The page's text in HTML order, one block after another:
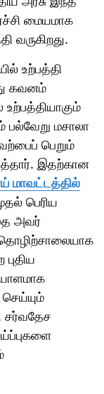
மையமாக
வருகிறது.
உற்பத்தி
கவனம்
உற்பத்தியாகும்
பல்வேறு மசாலா
பெறும்
இதற்கான
மாவட்டத்தில்
பெரிய
அவர்
தொழிற்சாலையாக
செய்யும்
சர்வதேச